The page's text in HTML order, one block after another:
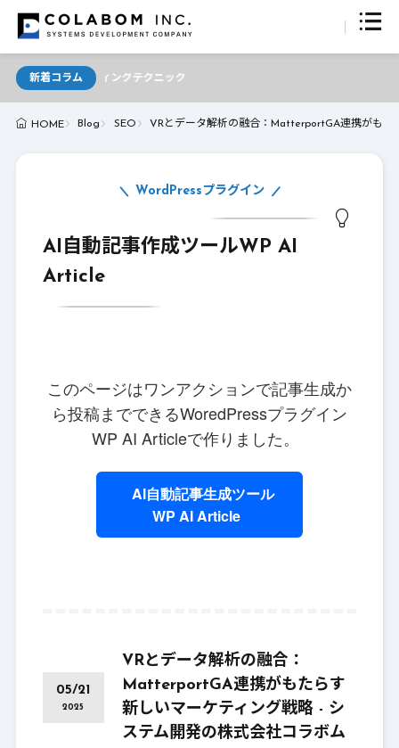
新着コラム
ライティングテクニック
HOME Blog SEO VRとデータ解析の融合：MatterportGA連携がもた
AI自動記事作成ツールWP AI
Article
WordPressプラグイン
このページはワンアクションで記事生成か
ら投稿までできるWoredPressプラグイン
WP AI Articleで作りました。
AI自動記事生成ツール
WP AI Article
05/21
2025
VRとデータ解析の融合：
MatterportGA連携がもたらす
新しいマーケティング戦略 - シ
ステム開発の株式会社コラボム